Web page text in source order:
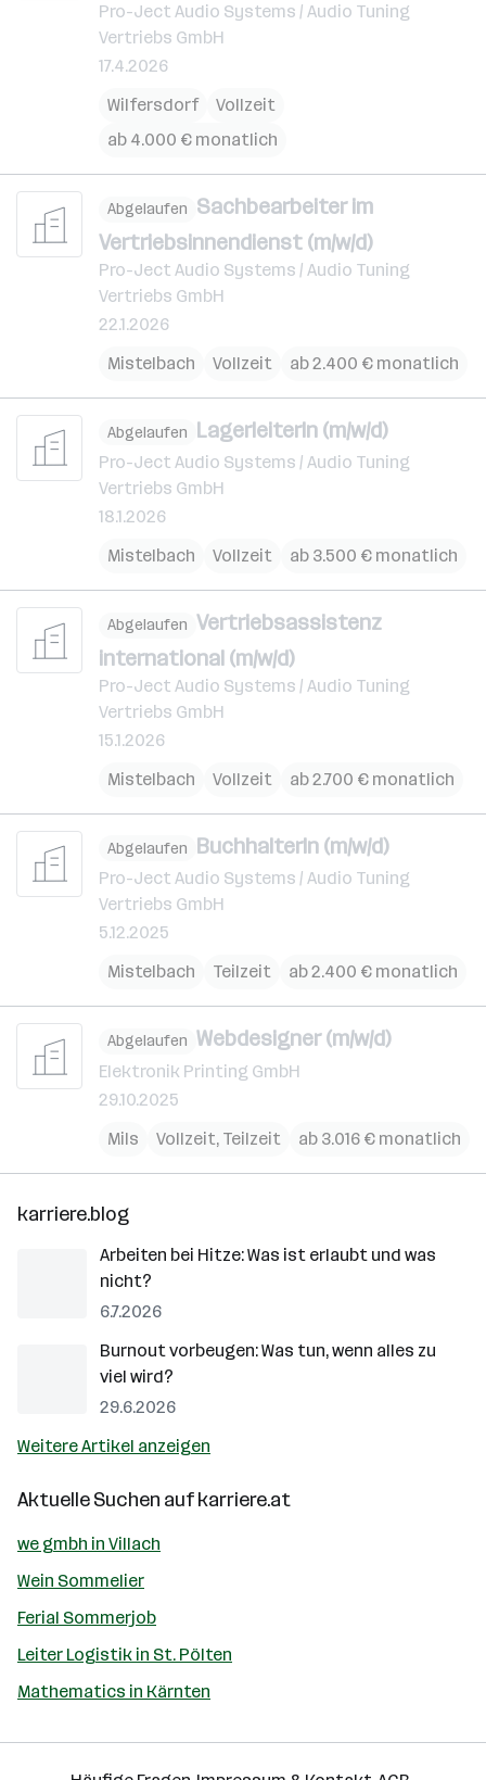
Pro-Ject Audio Systems / Audio Tuning
Vertriebs GmbH
17.4.2026
Wilfersdorf
Vollzeit
ab 4.000 € monatlich
Abgelaufen Sachbearbeiter im
Vertriebsinnendienst (m/w/d)
Pro-Ject Audio Systems / Audio Tuning
Vertriebs GmbH
22.1.2026
Mistelbach
Vollzeit ab 2.400 € monatlich
Abgelaufen LagerleiterIn (m/w/d)
Pro-Ject Audio Systems / Audio Tuning
Vertriebs GmbH
18.1.2026
Mistelbach
Vollzeit ab 3.500 € monatlich
Abgelaufen Vertriebsassistenz
international (m/w/d)
Pro-Ject Audio Systems / Audio Tuning
Vertriebs GmbH
15.1.2026
Mistelbach
Vollzeit ab 2.700 € monatlich
Abgelaufen BuchhalterIn (m/w/d)
Pro-Ject Audio Systems / Audio Tuning
Vertriebs GmbH
5.12.2025
Mistelbach
Teilzeit ab 2.400 € monatlich
Abgelaufen Webdesigner (m/w/d)
Elektronik Printing GmbH
29.10.2025
Mils
Vollzeit, Teilzeit ab 3.016 € monatlich
karriere.blog
Arbeiten bei Hitze: Was ist erlaubt und was
nicht?
6.7.2026
Burnout vorbeugen: Was tun, wenn alles zu
viel wird?
29.6.2026
Weitere Artikel anzeigen
Aktuelle Suchen aufkarriere.at
we gmbh in Villach
Wein Sommelier
Ferial Sommerjob
Leiter Logistik in St. Pölten
Mathematics in Kärnten